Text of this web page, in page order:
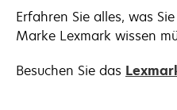
Erfahren Sie alles, was
Marke Lexmark wissen
Besuchen Sie das